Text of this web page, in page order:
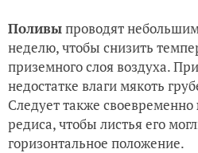
Поливыпроводят
неделю, чтобы снизить
приземного слоя воздуха.
недостатке влаги мякоть
Следует также своевременно
редиса, чтобы листья его
горизонтальное положение.